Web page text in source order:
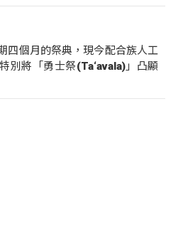
四個月的祭典，現今配合族人工
別將「勇士祭(Ta‘avala)」凸顯